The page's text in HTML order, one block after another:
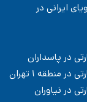
ایرانی در
در پاسداران
۱ تهران
در نیاوران